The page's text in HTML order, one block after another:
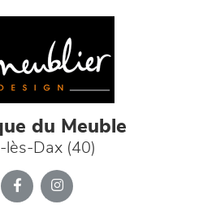
du Meuble
lès-Dax (40)